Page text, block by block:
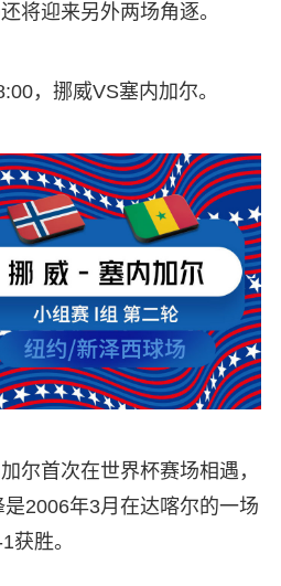
将迎来另外两场角逐。
，挪威VS塞内加尔。
尔首次在世界杯赛场相遇，
2006年3月在达喀尔的一场
获胜。